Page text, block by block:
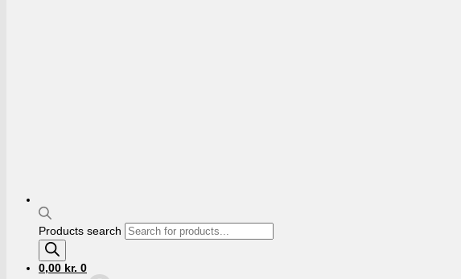
Products search
0,00 kr. 0